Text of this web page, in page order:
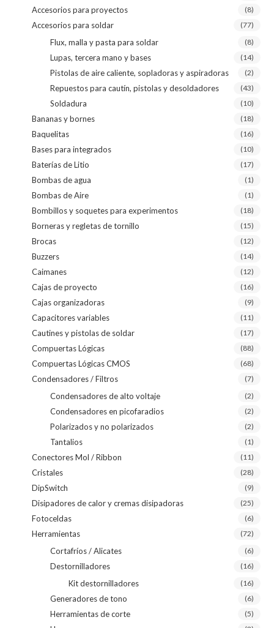
Accesorios para proyectos (8)
Accesorios para soldar (77)
Flux, malla y pasta para soldar (8)
Lupas, tercera mano y bases (14)
Pistolas de aire caliente, sopladoras y aspiradoras (2)
Repuestos para cautín, pistolas y desoldadores (43)
Soldadura (10)
Bananas y bornes (18)
Baquelitas (16)
Bases para integrados (10)
Baterías de Litio (17)
Bombas de agua (1)
Bombas de Aire (1)
Bombillos y soquetes para experimentos (18)
Borneras y regletas de tornillo (15)
Brocas (12)
Buzzers (14)
Caimanes (12)
Cajas de proyecto (16)
Cajas organizadoras (9)
Capacitores variables (11)
Cautines y pistolas de soldar (17)
Compuertas Lógicas (88)
Compuertas Lógicas CMOS (68)
Condensadores / Filtros (7)
Condensadores de alto voltaje (2)
Condensadores en picofaradios (2)
Polarizados y no polarizados (2)
Tantalios (1)
Conectores Mol / Ribbon (11)
Cristales (28)
DipSwitch (9)
Disipadores de calor y cremas disipadoras (25)
Fotoceldas (6)
Herramientas (72)
Cortafríos / Alicates (6)
Destornilladores (16)
Kit destornilladores (16)
Generadores de tono (6)
Herramientas de corte (5)